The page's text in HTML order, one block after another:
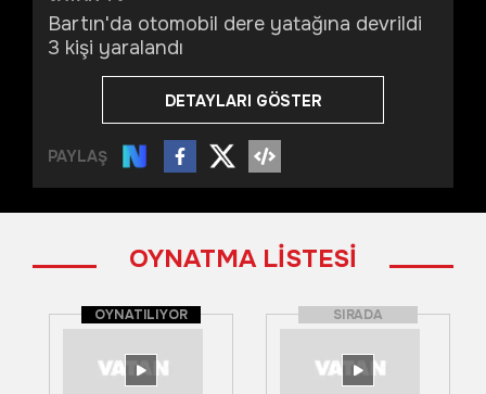
Bartın'da otomobil dere yatağına devrildi
3 kişi yaralandı
DETAYLARI GÖSTER
PAYLAŞ
OYNATMA LİSTESİ
OYNATILIYOR SIRADA